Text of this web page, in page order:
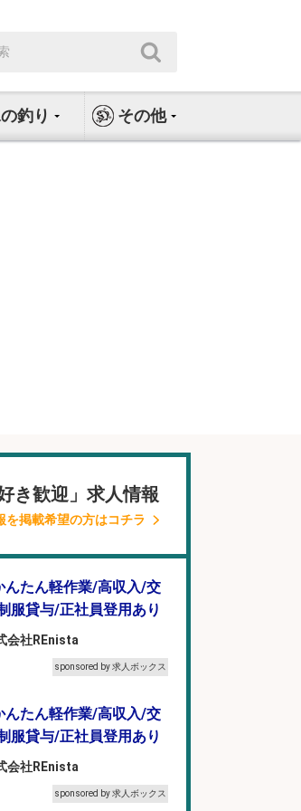
釣り その他
き歓迎」求人情報
を掲載希望の方はコチラ
んたん軽作業/高収入/交
服貸与/正社員登用あり
会社REnista
sponsored by 求人ボックス
んたん軽作業/高収入/交
服貸与/正社員登用あり
会社REnista
sponsored by 求人ボックス